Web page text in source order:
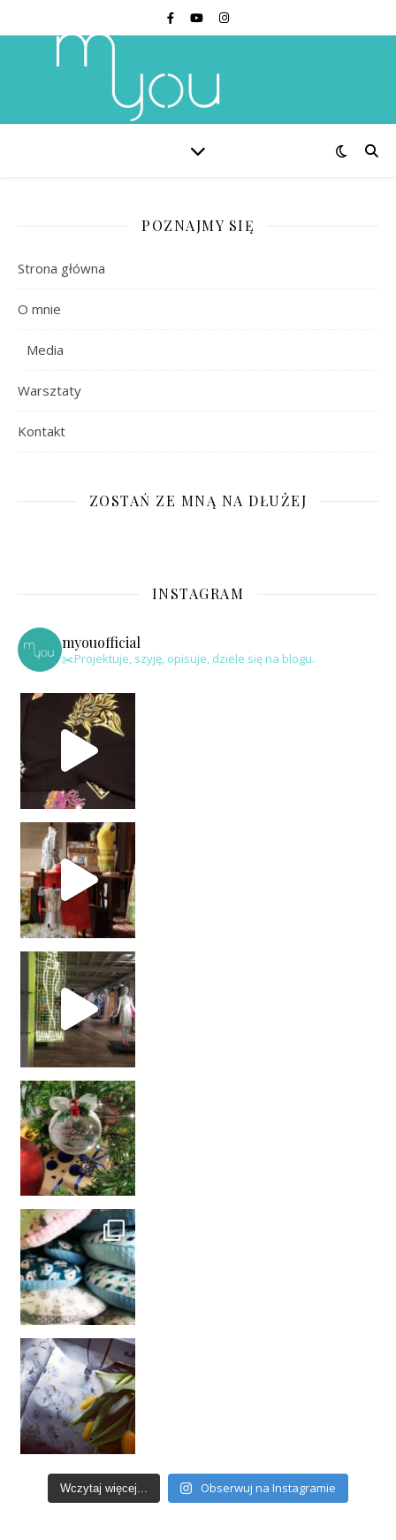
POZNAJMY SIĘ
Strona główna
O mnie
Media
Warsztaty
Kontakt
ZOSTAŃ ZE MNĄ NA DŁUŻEJ
INSTAGRAM
myouofficial
✂️Projektuje, szyję, opisuje, dziele się na blogu.
Wczytaj więcej... Obserwuj na Instagramie